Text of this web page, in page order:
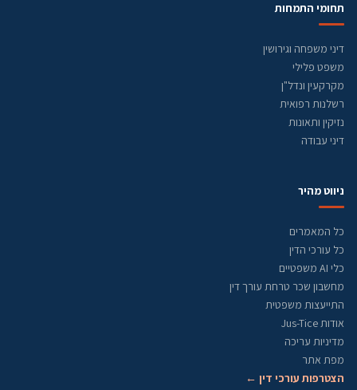
תחומי התמחות
דיני משפחה וגירושין
משפט פלילי
מקרקעין ונדל"ן
רשלנות רפואית
נזיקין ותאונות
דיני עבודה
ניווט מהיר
כל המאמרים
כל עורכי הדין
כלי AI משפטיים
מחשבון שכר טרחת עורך דין
התייעצות משפטית
אודות Jus-Tice
מדיניות עריכה
מפת אתר
הצטרפות עורכי דין ←